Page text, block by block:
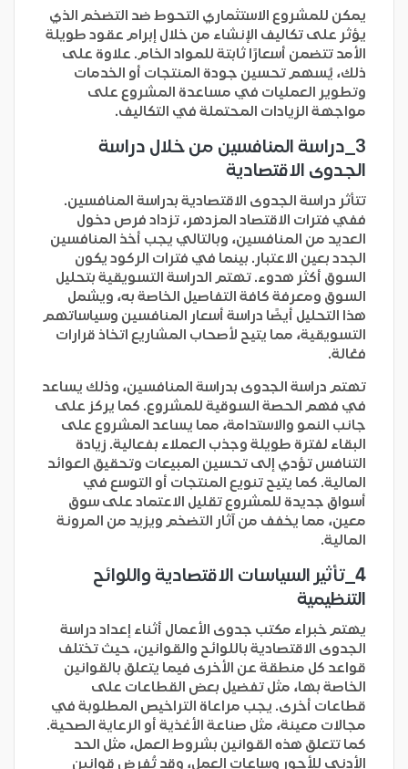
يمكن للمشروع الاستثماري التحوط ضد التضخم الذي
يؤثر على تكاليف الإنشاء من خلال إبرام عقود طويلة
الأمد تتضمن أسعارًا ثابتة للمواد الخام. علاوة على
ذلك، يُسهم تحسين جودة المنتجات أو الخدمات
وتطوير العمليات في مساعدة المشروع على
مواجهة الزيادات المحتملة في التكاليف.
3_ دراسة المنافسين من خلال دراسة
الجدوى الاقتصادية
تتأثر دراسة الجدوى الاقتصادية بدراسة المنافسين.
ففي فترات الاقتصاد المزدهر، تزداد فرص دخول
العديد من المنافسين، وبالتالي يجب أخذ المنافسين
الجدد بعين الاعتبار. بينما في فترات الركود يكون
السوق أكثر هدوء. تهتم الدراسة التسويقية بتحليل
السوق ومعرفة كافة التفاصيل الخاصة به، ويشمل
هذا التحليل أيضًا دراسة أسعار المنافسين وسياساتهم
التسويقية، مما يتيح لأصحاب المشاريع اتخاذ قرارات
فعّالة.
تهتم دراسة الجدوى بدراسة المنافسين، وذلك يساعد
في فهم الحصة السوقية للمشروع. كما يركز على
جانب النمو والاستدامة، مما يساعد المشروع على
البقاء لفترة طويلة وجذب العملاء بفعالية. زيادة
التنافس تؤدي إلى تحسين المبيعات وتحقيق العوائد
المالية. كما يتيح تنويع المنتجات أو التوسع في
أسواق جديدة للمشروع تقليل الاعتماد على سوق
معين، مما يخفف من آثار التضخم ويزيد من المرونة
المالية.
4_ تأثير السياسات الاقتصادية واللوائح
التنظيمية
يهتم خبراء مكتب جدوى الأعمال أثناء إعداد دراسة
الجدوى الاقتصادية باللوائح والقوانين، حيث تختلف
قواعد كل منطقة عن الأخرى فيما يتعلق بالقوانين
الخاصة بها، مثل تفضيل بعض القطاعات على
قطاعات أخرى. يجب مراعاة التراخيص المطلوبة في
مجالات معينة، مثل صناعة الأغذية أو الرعاية الصحية.
كما تتعلق هذه القوانين بشروط العمل، مثل الحد
الأدنى للأجور وساعات العمل، وقد تُفرض قوانين